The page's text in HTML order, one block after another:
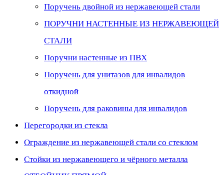
Поручень двойной из нержавеющей стали
ПОРУЧНИ НАСТЕННЫЕ ИЗ НЕРЖАВЕЮЩЕЙ
СТАЛИ
Поручни настенные из ПВХ
Поручень для унитазов для инвалидов
откидной
Поручень для раковины для инвалидов
Перегородки из стекла
Ограждение из нержавеющей стали со стеклом
Стойки из нержавеющего и чёрного металла